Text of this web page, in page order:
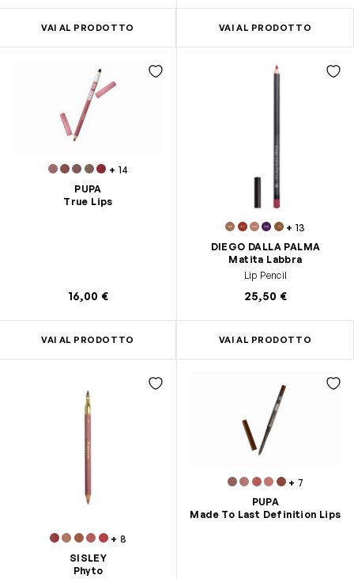
VAI AL PRODOTTO VAI AL PRODOTTO
+ 14
PUPA
True Lips
16,00 €
VAI AL PRODOTTO
+ 13
DIEGO DALLA PALMA
Matita Labbra
Lip Pencil
25,50 €
VAI AL PRODOTTO
+ 8
SISLEY
Phyto
+ 7
PUPA
Made To Last Definition Lips